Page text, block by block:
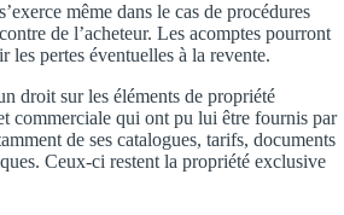
même dans le cas de procédures
de l’acheteur. Les acomptes pourront
les pertes éventuelles à la revente.
droit sur les éléments de propriété
commerciale qui ont pu lui être fournis par
de ses catalogues, tarifs, documents
Ceux-ci restent la propriété exclusive